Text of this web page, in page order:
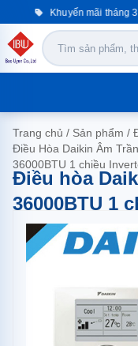
Khuyến mãi tháng 3
Trang chủ / Sản phẩm /
Điều Hòa Daikin Âm Trần
36000BTU 1 chiều
Điều hòa
36000BTU 1